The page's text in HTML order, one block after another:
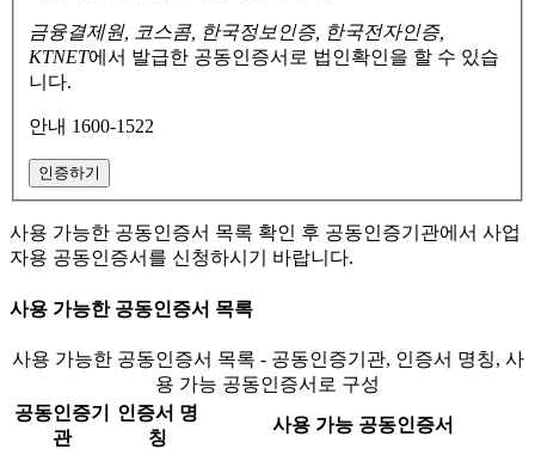
금융결제원, 코스콤, 한국정보인증, 한국전자인증,
KTNET에서 발급한 공동인증서로 법인확인을 할 수 있습
니다.
안내 1600-1522
인증하기
사용 가능한 공동인증서 목록 확인 후 공동인증기관에서 사업
자용 공동인증서를 신청하시기 바랍니다.
사용 가능한 공동인증서 목록
사용 가능한 공동인증서 목록 - 공동인증기관, 인증서 명칭, 사
용 가능 공동인증서로 구성
공동인증기
관
인증서 명
칭
사용 가능 공동인증서